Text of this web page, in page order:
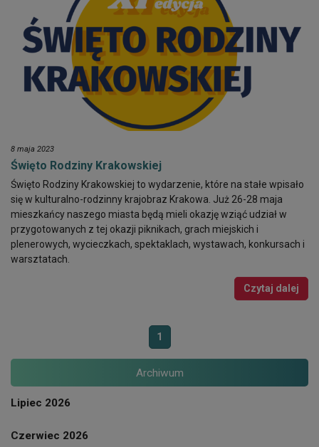
8 maja 2023
Święto Rodziny Krakowskiej
Święto Rodziny Krakowskiej to wydarzenie, które na stałe wpisało
się w kulturalno-rodzinny krajobraz Krakowa. Już 26-28 maja
mieszkańcy naszego miasta będą mieli okazję wziąć udział w
przygotowanych z tej okazji piknikach, grach miejskich i
plenerowych, wycieczkach, spektaklach, wystawach, konkursach i
warsztatach.
Czytaj dalej
1
Archiwum
Lipiec 2026
Czerwiec 2026